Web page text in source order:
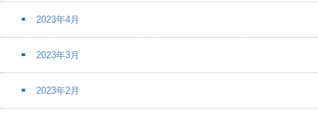
2023年4月
2023年3月
2023年2月